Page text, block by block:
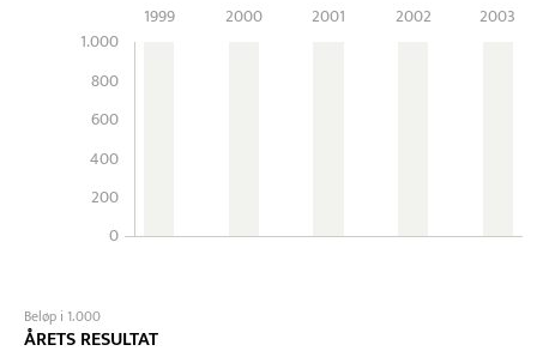
1.000
800
600
400
200
0
1999 2000 2001 2002 2003
Beløp i 1.000
ÅRETS RESULTAT